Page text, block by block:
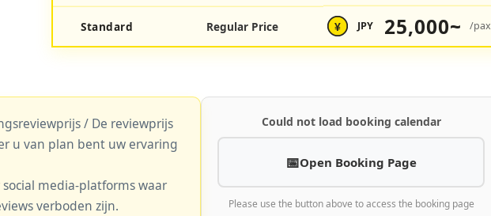
Standard Regular Price ¥ JPY 25,000~ /pax
/ De reviewprijs
u van plan bent uw ervaring
media-platforms waar
verboden zijn.
Could not load booking calendar
Open Booking Page
Please use the button above to access the booking page